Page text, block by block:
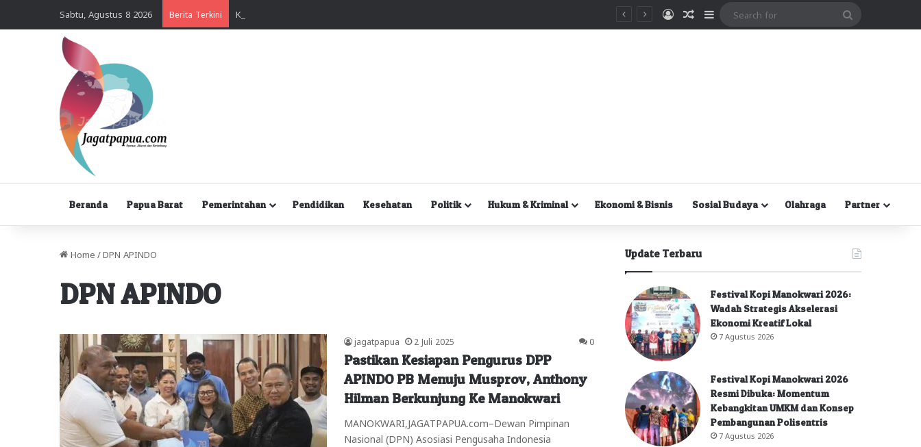
Sabtu, Agustus 8 2026 Berita Terkini MasukRandom Article
Sidebar
Beranda Papua Barat Pemerintahan Pendidikan Kesehatan Politik Hukum & Kriminal Ekonomi & Bisnis Sosial Budaya Olahraga Partner
Home / DPN APINDO
DPN APINDO
jagatpapua 2 Juli 2025 0
Pastikan Kesiapan Pengurus DPP
APINDO PB Menuju Musprov, Anthony
Hilman Berkunjung Ke Manokwari
MANOKWARI,JAGATPAPUA.com–Dewan Pimpinan
Nasional (DPN) Asosiasi Pengusaha Indonesia
Update Terbaru
Festival Kopi Manokwari 2026:
Wadah Strategis Akselerasi
Ekonomi Kreatif Lokal
7 Agustus 2026
Festival Kopi Manokwari 2026
Resmi Dibuka: Momentum
Kebangkitan UMKM dan Konsep
Pembangunan Polisentris
7 Agustus 2026